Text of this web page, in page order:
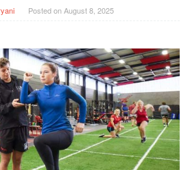
Posted onAugust 8, 2025